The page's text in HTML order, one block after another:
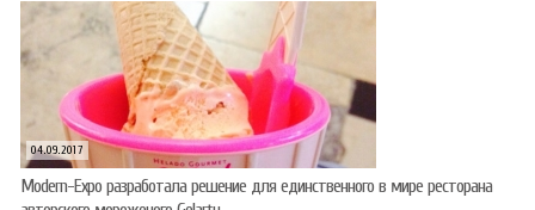
04.09.2017
Modern-Expo разработала решение для единственного в мире ресторана